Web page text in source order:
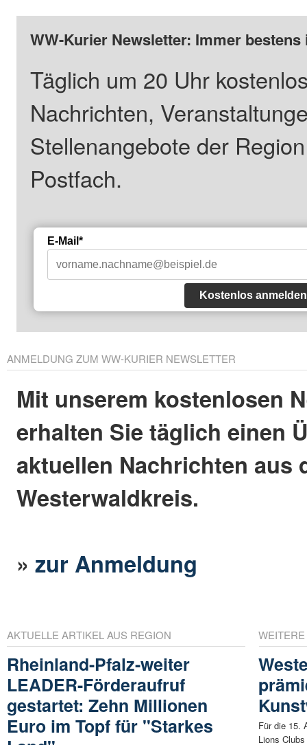
WW-Kurier Newsletter: Immer
Täglich um 20 Uhr
Nachrichten,
Stellenangebote der
Postfach.
E-Mail*
Kostenlos anmelden
ANMELDUNG ZUM WW-KURIER NEWSLETTER
Mit unserem kostenlosen
erhalten Sie täglich einen
aktuellen Nachrichten aus
Westerwaldkreis.
»zur Anmeldung
AKTUELLE ARTIKEL AUS REGION
Rheinland-Pfalz-weiter
LEADER-Förderaufruf
gestartet: Zehn Millionen
Euro im Topf für "Starkes
Für die 15.
Lions